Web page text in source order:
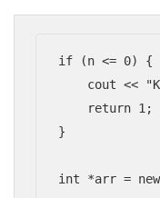
if (n <= 0) {
cout <<
    return 1;
}
int *arr =